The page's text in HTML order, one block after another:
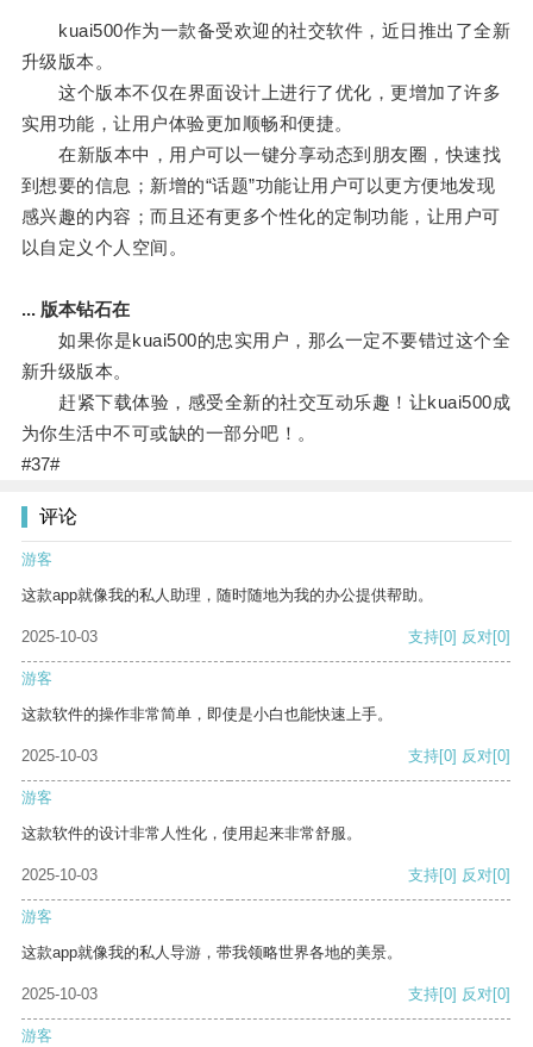
kuai500作为一款备受欢迎的社交软件，近日推出了全新
升级版本。
这个版本不仅在界面设计上进行了优化，更增加了许多
实用功能，让用户体验更加顺畅和便捷。
在新版本中，用户可以一键分享动态到朋友圈，快速找
到想要的信息；新增的“话题”功能让用户可以更方便地发现
感兴趣的内容；而且还有更多个性化的定制功能，让用户可
以自定义个人空间。
... 版本钻石在
如果你是kuai500的忠实用户，那么一定不要错过这个全
新升级版本。
赶紧下载体验，感受全新的社交互动乐趣！让kuai500成
为你生活中不可或缺的一部分吧！。
#37#
评论
游客
这款app就像我的私人助理，随时随地为我的办公提供帮助。
2025-10-03 支持[0] 反对[0]
游客
这款软件的操作非常简单，即使是小白也能快速上手。
2025-10-03 支持[0] 反对[0]
游客
这款软件的设计非常人性化，使用起来非常舒服。
2025-10-03 支持[0] 反对[0]
游客
这款app就像我的私人导游，带我领略世界各地的美景。
2025-10-03 支持[0] 反对[0]
游客